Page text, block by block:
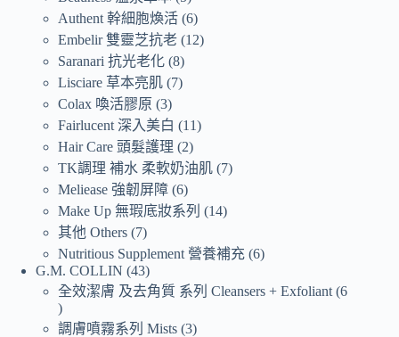
Authent 幹細胞煥活 6
Embelir 雙靈芝抗老 12
Saranari 抗光老化 8
Lisciare 草本亮肌 7
Colax 喚活膠原 3
Fairlucent 深入美白
11
Hair Care 頭髮護理
2
TK調理 補水 柔軟奶油肌 7
Meliease 強韌屏障 6
Make Up 無瑕底妝系列
14
其他 Others 7
Nutritious Supplement 營養補充 6
G.M. COLLIN 43
全效潔膚 及去角質 系列 Cleansers + Exfoliant 6
調膚噴霧系列 Mists 3